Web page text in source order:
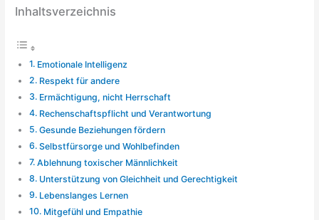
Inhaltsverzeichnis
Emotionale Intelligenz
Respekt für andere
Ermächtigung, nicht Herrschaft
Rechenschaftspflicht und Verantwortung
Gesunde Beziehungen fördern
Selbstfürsorge und Wohlbefinden
Ablehnung toxischer Männlichkeit
Unterstützung von Gleichheit und Gerechtigkeit
Lebenslanges Lernen
Mitgefühl und Empathie